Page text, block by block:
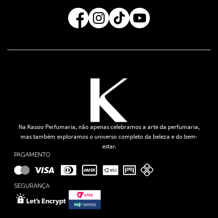
Regra de Frete Grátis
Na Kassio Perfumaria, não apenas celebramos a arte da perfumaria,
mas também exploramos o universo completo da beleza e do bem-
estar.
PAGAMENTO
SEGURANÇA